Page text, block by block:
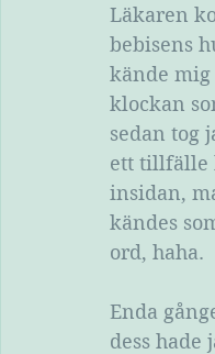
Läkaren
bebisens
kände mig
klockan
sedan tog
ett tillfälle
insidan,
kändes
ord, haha.
Enda
dess hade